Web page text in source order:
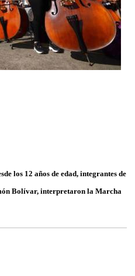
los 12 años de edad, integrantes de
Bolívar, interpretaron la Marcha